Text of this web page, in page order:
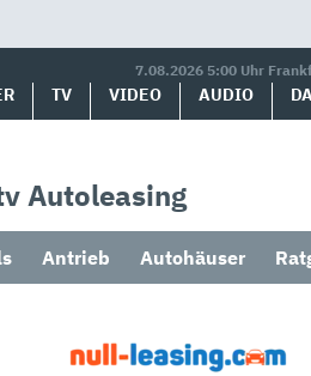
7.08.2026 5:00 Uhr
TV VIDEO AUDIO
Autoleasing
Antrieb Autohäuser